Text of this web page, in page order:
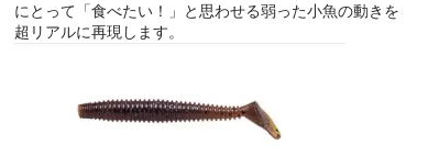
にとって「食べたい！」と思わせる弱った小魚の動きを
超リアルに再現します。